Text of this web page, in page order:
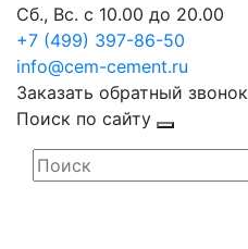
Сб., Вс. с 10.00 до 20.00
+7 (499) 397-86-50
info@cem-cement.ru
Заказать обратный звонок
Поиск по сайту